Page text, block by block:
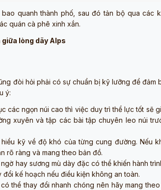
quanh thành phố, sau đó tản bộ qua các
quán cà phê xinh xắn.
lòng dãy Alps
đòi hỏi phải có sự chuẩn bị kỹ lưỡng để đảm
ý:
các ngọn núi cao thì việc duy trì thể lực tốt sẽ
xuyên và tập các bài tập chuyên leo núi
hiểu kỹ về độ khó của từng cung đường. Nếu
rõ ràng và mang theo bản đồ.
hay sương mù dày đặc có thể khiến hành
kế hoạch nếu điều kiện không an toàn.
thể thay đổi nhanh chóng nên hãy mang